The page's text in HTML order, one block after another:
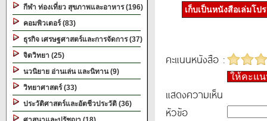
กีฬา ท่องเที่ยว สุขภาพและอาหาร (196)
คอมพิวเตอร์ (83)
ธุรกิจ เศรษฐศาสตร์และการจัดการ (37)
จิตวิทยา (25)
นวนิยาย อ่านเล่น และนิทาน (9)
วิทยาศาสตร์ (33)
ประวัติศาสตร์และอัตชีวประวัติ (36)
เก็บเป็นหนังสือเล่มโป
คะแนนหนังสือ :
ให้คะแ
แสดงความเห็น
หัวข้อ